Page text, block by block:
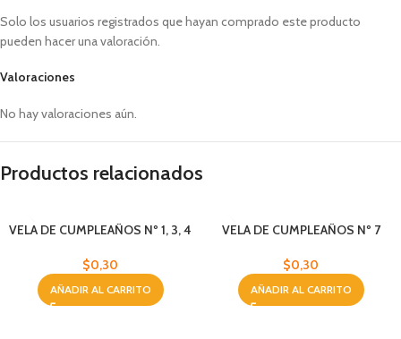
Valoraciones
No hay valoraciones aún.
Solo los usuarios registrados que hayan comprado este producto
pueden hacer una valoración.
Productos relacionados
VELA DE CUMPLEAÑOS Nº 1, 3, 4
$0,30
AÑADIR AL CARRITO
VELA DE CUMPLEAÑOS Nº 7
$0,30
AÑADIR AL CARRITO